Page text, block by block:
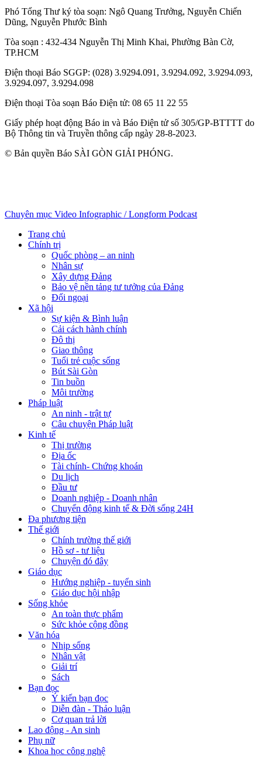
Phó Tổng Thư ký tòa soạn: Ngô Quang Trưởng, Nguyễn Chiến
Dũng, Nguyễn Phước Bình
Tòa soạn : 432-434 Nguyễn Thị Minh Khai, Phường Bàn Cờ,
TP.HCM
Điện thoại Báo SGGP: (028) 3.9294.091, 3.9294.092, 3.9294.093,
3.9294.097, 3.9294.098
Điện thoại Tòa soạn Báo Điện tử: 08 65 11 22 55
Giấy phép hoạt động Báo in và Báo Điện tử số 305/GP-BTTTT do
Bộ Thông tin và Truyền thông cấp ngày 28-8-2023.
© Bản quyền Báo SÀI GÒN GIẢI PHÓNG.
Chuyên mục Video Infographic / Longform Podcast
Trang chủ
Chính trị
Quốc phòng – an ninh
Nhân sự
Xây dựng Đảng
Bảo vệ nền tảng tư tưởng của Đảng
Đối ngoại
Xã hội
Sự kiện & Bình luận
Cải cách hành chính
Đô thị
Giao thông
Tuổi trẻ cuộc sống
Bút Sài Gòn
Tin buồn
Môi trường
Pháp luật
An ninh - trật tự
Câu chuyện Pháp luật
Kinh tế
Thị trường
Địa ốc
Tài chính- Chứng khoán
Du lịch
Đầu tư
Doanh nghiệp - Doanh nhân
Chuyển động kinh tế & Đời sống 24H
Đa phương tiện
Thế giới
Chính trường thế giới
Hồ sơ - tư liệu
Chuyện đó đây
Giáo dục
Hướng nghiệp - tuyển sinh
Giáo dục hội nhập
Sống khỏe
An toàn thực phẩm
Sức khỏe cộng đồng
Văn hóa
Nhịp sống
Nhân vật
Giải trí
Sách
Bạn đọc
Ý kiến bạn đọc
Diễn đàn - Thảo luận
Cơ quan trả lời
Lao động - An sinh
Phụ nữ
Khoa học công nghệ